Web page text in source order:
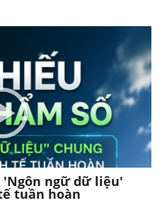
'Ngôn ngữ dữ liệu'
tuần hoàn